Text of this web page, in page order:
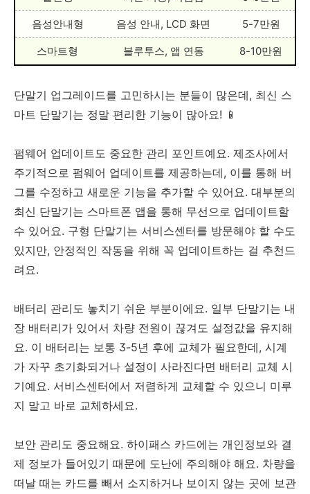
음성안내형 음성 안내, LCD 화면 5-7만원
스마트형 블루투스, 앱 연동 8-10만원
단말기 업그레이드를 고민하시는 분들이 많은데, 최신 스
마트 단말기는 정말 편리한 기능이 많아요! 📱
펌웨어 업데이트도 중요한 관리 포인트예요. 제조사에서
주기적으로 펌웨어 업데이트를 제공하는데, 이를 통해 버
그를 수정하고 새로운 기능을 추가할 수 있어요. 대부분의
최신 단말기는 스마트폰 앱을 통해 무선으로 업데이트할
수 있어요. 구형 단말기는 서비스센터를 방문해야 할 수도
있지만, 안정적인 작동을 위해 꼭 업데이트하는 걸 추천드
려요.
배터리 관리도 놓치기 쉬운 부분이에요. 일부 단말기는 내
장 배터리가 있어서 차량 전원이 끊겨도 설정값을 유지해
요. 이 배터리는 보통 3-5년 후에 교체가 필요한데, 시계
가 자꾸 초기화되거나 설정이 사라진다면 배터리 교체 시
기예요. 서비스센터에서 저렴하게 교체할 수 있으니 미루
지 말고 바로 교체하세요.
보안 관리도 중요해요. 하이패스 카드에는 개인정보와 결
제 정보가 들어있기 때문에 도난에 주의해야 해요. 차량을
떠날 때는 카드를 빼서 소지하거나 보이지 않는 곳에 보관